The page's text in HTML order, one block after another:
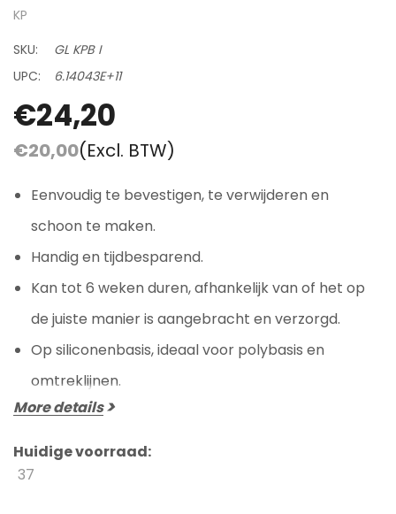
KP
SKU:
GL KPB I
UPC:
6.14043E+11
€24,20
€20,00(Excl. BTW)
Eenvoudig te bevestigen, te verwijderen en
schoon te maken.
Handig en tijdbesparend.
Kan tot 6 weken duren, afhankelijk van of het op
de juiste manier is aangebracht en verzorgd.
Op siliconenbasis, ideaal voor polybasis en
omtreklijnen.
More details
Huidige voorraad:
37